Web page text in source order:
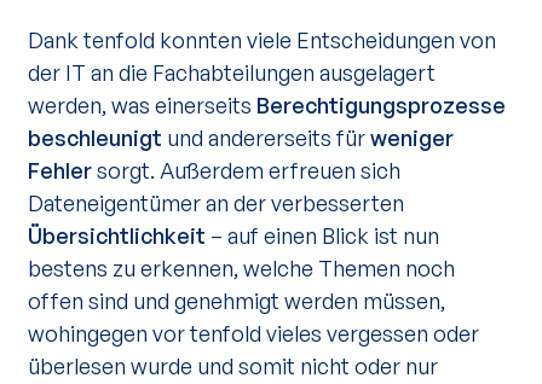
Dank tenfold konnten viele Entscheidungen von
der IT an die Fachabteilungen ausgelagert
werden, was einerseits Berechtigungsprozesse
beschleunigt und andererseits fürweniger
Fehlersorgt. Außerdem erfreuen sich
Dateneigentümer an der verbesserten
Übersichtlichkeit – auf einen Blick ist nun
bestens zu erkennen, welche Themen noch
offen sind und genehmigt werden müssen,
wohingegen vor tenfold vieles vergessen oder
überlesen wurde und somit nicht oder nur